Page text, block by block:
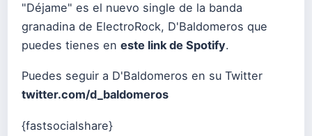
"Déjame" es el nuevo single de la banda
granadina de ElectroRock, D'Baldomeros que
puedes tienes en este link de Spotify.
Puedes seguir a D'Baldomeros en su Twitter
twitter.com/d_baldomeros
{fastsocialshare}